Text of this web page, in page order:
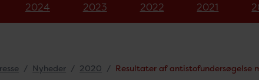
2024 2023 2022 2021
Nyheder 2020 Resultater af antistofundersøgelse